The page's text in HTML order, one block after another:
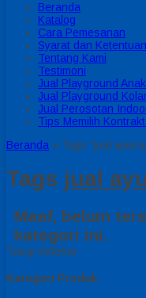
Beranda
Katalog
Cara Pemesanan
Syarat dan Ketentuan
Tentang Kami
Testimoni
Jual Playground Anak
Jual Playground
Jual Perosotan
Tips Memilih
Beranda » Tags "jual
Tags jual
Maaf, belum
kategori ini.
Tutup Sidebar
Kategori Produk